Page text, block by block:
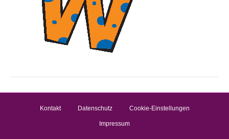
Kontakt Datenschutz Cookie-Einstellungen
Impressum